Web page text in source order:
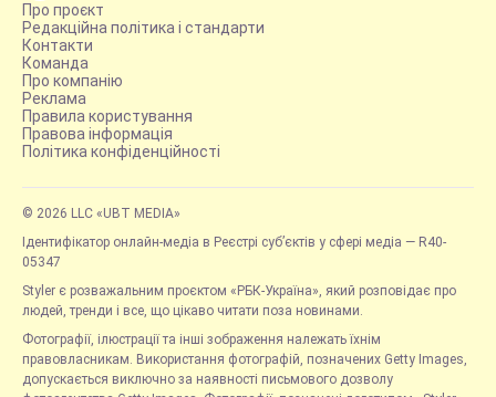
Про проєкт
Редакційна політика і стандарти
Контакти
Команда
Про компанію
Реклама
Правила користування
Правова інформація
Політика конфіденційності
© 2026 LLC «UBT MEDIA»
Ідентифікатор онлайн-медіа в Реєстрі суб’єктів у сфері медіа — R40-
05347
Styler є розважальним проєктом «РБК-Україна», який розповідає про
людей, тренди і все, що цікаво читати поза новинами.
Фотографії, ілюстрації та інші зображення належать їхнім
правовласникам. Використання фотографій, позначених Getty Images,
допускається виключно за наявності письмового дозволу